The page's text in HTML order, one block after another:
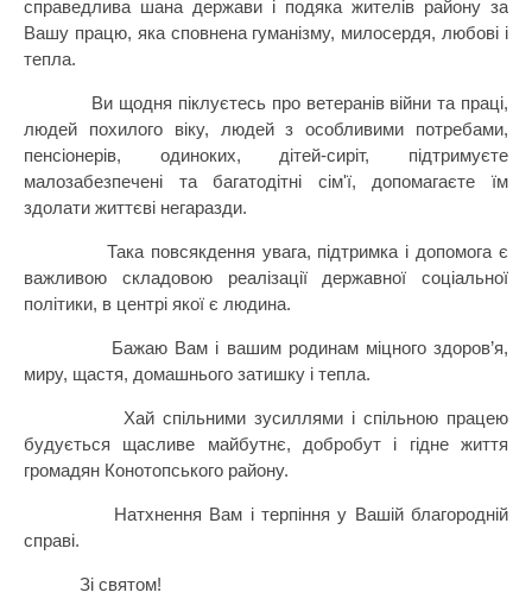
справедлива шана держави і подяка жителів району за
Вашу працю, яка сповнена гуманізму, милосердя, любові і
тепла.
Ви щодня піклуєтесь про ветеранів війни та праці,
людей похилого віку, людей з особливими потребами,
пенсіонерів, одиноких, дітей-сиріт, підтримуєте
малозабезпечені та багатодітні сім'ї, допомагаєте їм
здолати життєві негаразди.
Така повсякдення увага, підтримка і допомога є
важливою складовою реалізації державної соціальної
політики, в центрі якої є людина.
Бажаю Вам і вашим родинам міцного здоров’я,
миру, щастя, домашнього затишку і тепла.
Хай спільними зусиллями і спільною працею
будується щасливе майбутнє, добробут і гідне життя
громадян Конотопського району.
Натхнення Вам і терпіння у Вашій благородній
справі.
Зі святом!